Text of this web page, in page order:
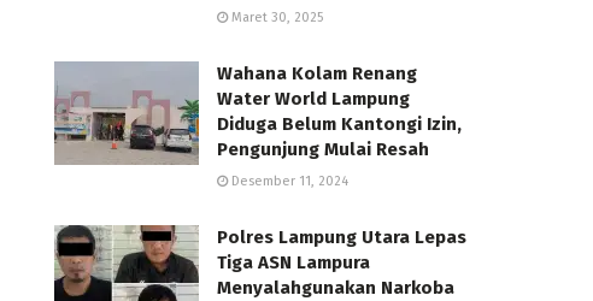
Maret 30, 2025
Wahana Kolam Renang
Water World Lampung
Diduga Belum Kantongi Izin,
Pengunjung Mulai Resah
Desember 11, 2024
Polres Lampung Utara Lepas
Tiga ASN Lampura
Menyalahgunakan Narkoba